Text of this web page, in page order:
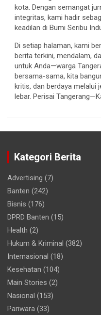
kota. Dengan semangat
integritas, kami hadir
keadilan di Bumi Seribu
Di setiap halaman, kami
berita terkini, mendalam,
untuk Anda—warga
bersama-sama, kita
kritis, dan berdaya melalui
lebar. Perisai
Kategori Berita
Advertising (7)
Banten (242)
Bisnis (176)
DPRD Banten (15)
Health (2)
Hukum & Kriminal (382)
Internasional (18)
Kesehatan (104)
Main Stories (2)
Nasional (153)
Pariwara (33)